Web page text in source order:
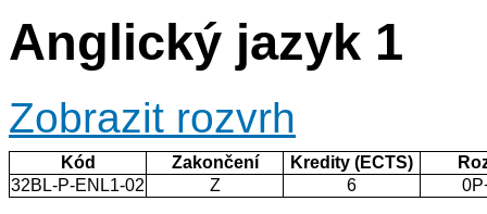
Anglický jazyk 1
Zobrazit rozvrh
Kód Zakončení Kredity (ECTS)
32BL-P-ENL1-02
Z 6